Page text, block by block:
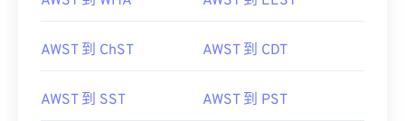
AWST 到 ChST AWST 到 CDT
AWST 到 SST AWST 到 PST